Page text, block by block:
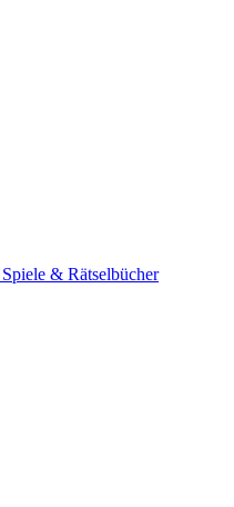
Spiele & Rätselbücher